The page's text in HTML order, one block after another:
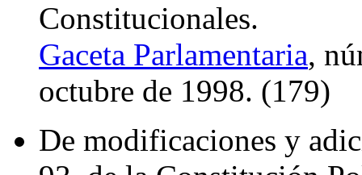
Constitucionales.
Gaceta Parlamentaria,
octubre de 1998. (179)
De modificaciones y